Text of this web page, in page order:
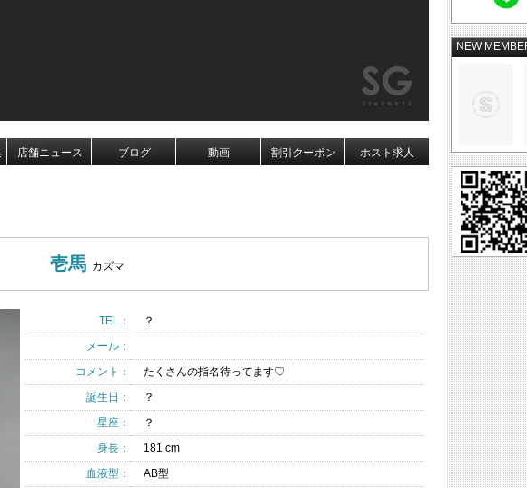
店舗ニュース ブログ 動画 割引クーポン ホスト求人
壱馬カズマ
TEL：
？
メール：
コメント：
たくさんの指名待ってます♡
誕生日：
？
星座：
？
身長：
181 cm
血液型：
AB型
NEW